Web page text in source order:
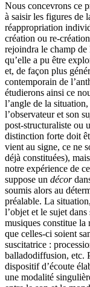
Nous concevrons ce
à saisir les figures de
réappropriation
création ou re-
rejoindra le champ
qu’elle a pu être
et, de façon plus
contemporain de
étudierons ainsi ce
l’angle de la
l’observateur et son
post-structuraliste ou
distinction forte doit
vient au signe, ce ne
déjà constituées),
notre expérience de
suppose un décor
soumis alors au
préalable. La
l’objet et le sujet
musiques constitue la
que celles-ci soient
suscitatrice :
balladodiffusion, etc.
dispositif d’écoute
une modalité